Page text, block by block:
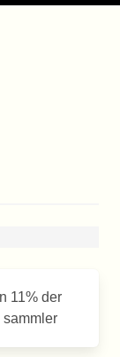
11% der
sammler